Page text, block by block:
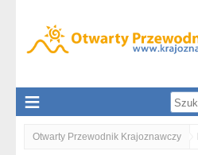
Otwarty Przewodnik Krajoznawczy